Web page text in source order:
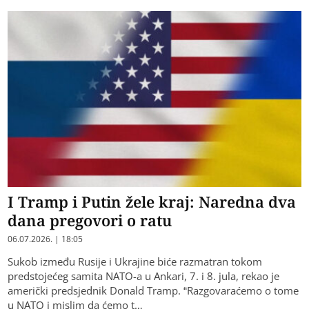
I Tramp i Putin žele kraj: Naredna dva
dana pregovori o ratu
06.07.2026. | 18:05
Sukob između Rusije i Ukrajine biće razmatran tokom
predstojećeg samita NATO-a u Ankari, 7. i 8. jula, rekao je
američki predsjednik Donald Tramp. “Razgovaraćemo o tome
u NATO i mislim da ćemo t…